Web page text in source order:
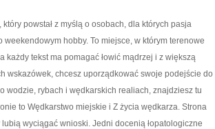
powstał z myślą o osobach, dla których pasja
hobby. To miejsce, w którym terenowe
każdy tekst ma pomagać łowić mądrzej i z większą
wskazówek, chcesz uporządkować swoje podejście do
wodzie, rybach i wędkarskich realiach, znajdziesz tu
to Wędkarstwo miejskie i Z życia wędkarza. Strona
wyciągać wnioski. Jedni docenią łopatologiczne